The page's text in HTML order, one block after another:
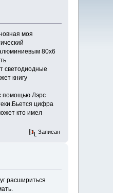
моя
80х6
светодиодные
книгу
помощью Лэрс
цифра
кто имел
Записан
расшириться